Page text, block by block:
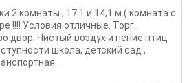
2 комнаты , 17.1 и 14,1 м ( комната с
!!!! Условия отличные. Торг .
двор. Чистый воздух и пение птиц
школа, детский сад ,